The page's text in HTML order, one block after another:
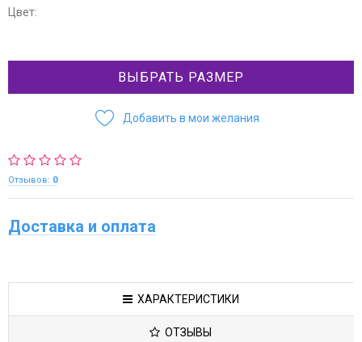
Цвет:
ВЫБРАТЬ РАЗМЕР
Добавить в мои желания
Отзывов: 0
Доставка и оплата
ХАРАКТЕРИСТИКИ
ОТЗЫВЫ